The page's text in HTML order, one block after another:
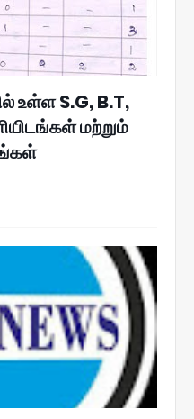
உள்ள S.G, B.T,
மற்றும்